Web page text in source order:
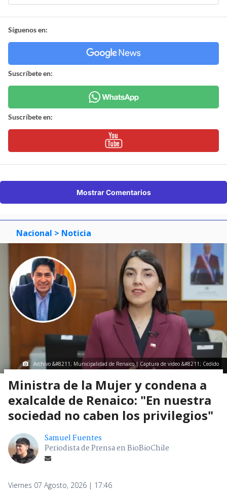
Síguenos en:
Suscríbete en:
Suscríbete en:
Mostrar Comentarios
Nacional > Noticia
Archivo &#8211; Municipalidad de Renaico | Captura de video &#8211; Cedido
Ministra de la Mujer y condena a
exalcalde de Renaico: "En nuestra
sociedad no caben los privilegios"
Samuel Fuentes
Periodista de Prensa en BioBioChile
Viernes 07 Agosto, 2026 | 17:46